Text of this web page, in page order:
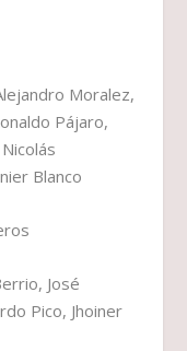
Moralez,
Pájaro,
Blanco
José
Pico, Jhoiner